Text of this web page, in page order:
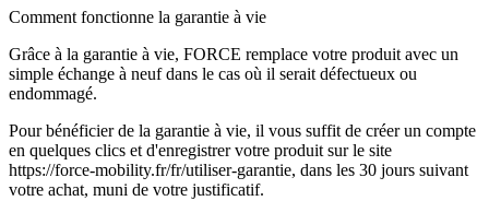
Comment fonctionne la garantie à vie
Grâce à la garantie à vie, FORCE remplace votre produit avec un
simple échange à neuf dans le cas où il serait défectueux ou
endommagé.
Pour bénéficier de la garantie à vie, il vous suffit de créer un compte
en quelques clics et d'enregistrer votre produit sur le site
https://force-mobility.fr/fr/utiliser-garantie, dans les 30 jours suivant
votre achat, muni de votre justificatif.